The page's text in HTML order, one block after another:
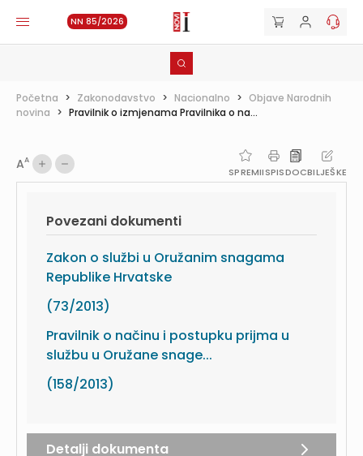
NN 85/2026
Početna > Zakonodavstvo > Nacionalno > Objave Narodnih
novina > Pravilnik o izmjenama Pravilnika o na...
AA
SPREMIISPISDOCBILJEŠKE
Povezani dokumenti
Zakon o službi u Oružanim snagama
Republike Hrvatske
(73/2013)
Pravilnik o načinu i postupku prijma u
službu u Oružane snage...
(158/2013)
Detalji dokumenta